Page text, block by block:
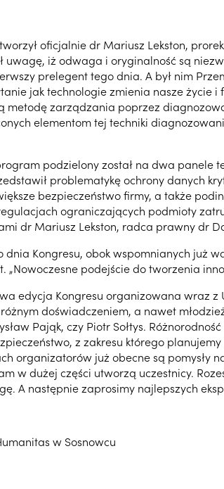
oficjalnie dr Mariusz Lekston,
uwagę, iż odwaga i oryginalność są
prelegent tego dnia. A był nim
jak technologie zmienia nasze życie i
metodę zarządzania poprzez
elementom tej techniki
podzielony został na dwa
problematykę ochrony danych
bezpieczeństwo firmy, a także
ograniczających podmioty
dr Mariusz Lekston, radca prawny dr
Kongresu, obok wspomnianych już
„Nowoczesne podejście do tworzenia
edycja Kongresu organizowana wraz
doświadczeniem, a nawet
Pająk, czy Piotr Sołtys.
z zakresu którego
organizatorów już obecne są
w dużej części utworzą uczestnicy.
A następnie zaprosimy najlepszych
w Sosnowcu